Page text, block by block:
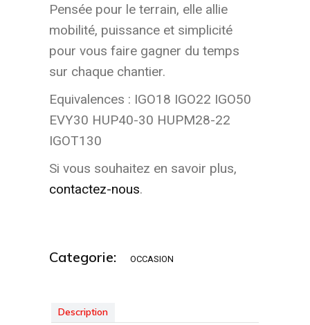
Pensée pour le terrain, elle allie
mobilité, puissance et simplicité
pour vous faire gagner du temps
sur chaque chantier.
Equivalences : IGO18 IGO22 IGO50
EVY30 HUP40-30 HUPM28-22
IGOT130
Si vous souhaitez en savoir plus,
contactez-nous.
Categorie: OCCASION
Description